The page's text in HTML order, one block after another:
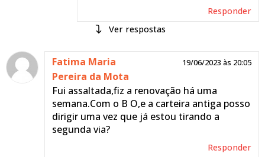
Responder
respostas
Czerwonka
20/07/2023 às
Rinaldo
Não é necessário, apenas
são necessários os exames
Fatima Maria
Pereira da Mota
19/06/2023 às 20:05
Fui assaltada,fiz a renovação há uma
semana.Com o B O,e a carteira antiga posso
dirigir uma vez que já estou tirando a
segunda via?
Responder